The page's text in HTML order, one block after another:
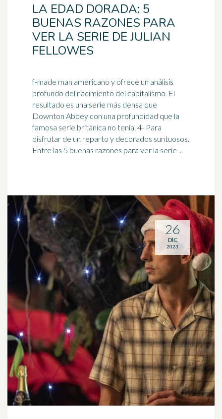
LA EDAD DORADA: 5
BUENAS RAZONES PARA
VER LA SERIE DE JULIAN
FELLOWES
f-made man americano y ofrece un análisis
profundo del nacimiento del capitalismo. El
resultado es una serie más densa que
Downton Abbey con una profundidad que la
famosa serie británica no tenía. 4- Para
disfrutar de un reparto y decorados suntuosos.
Entre las 5 buenas razones para ver la serie ...
26
DIC
2023